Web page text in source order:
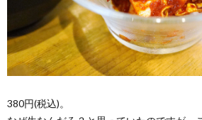
380円(税込)。